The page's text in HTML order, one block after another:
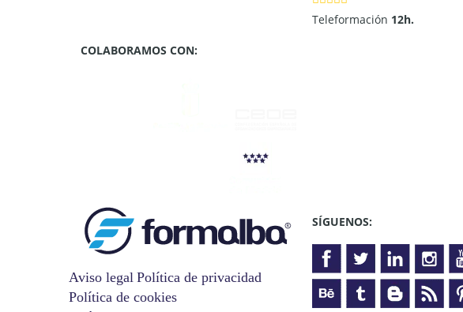
Teleformación 12h.
COLABORAMOS CON:
Aviso legal Política de privacidad
Política de cookies
SÍGUENOS: